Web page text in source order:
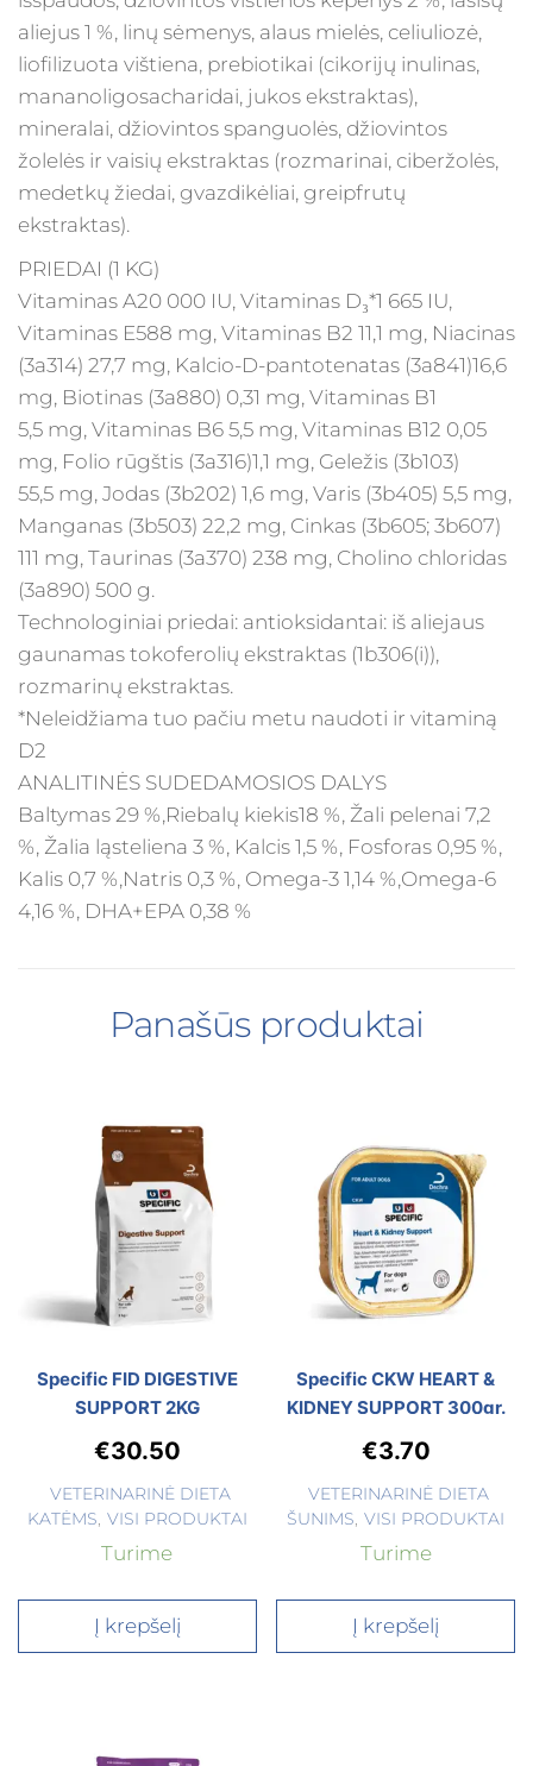
aliejus 1 %, linų sėmenys, alaus mielės, celiuliozė,
liofilizuota vištiena, prebiotikai (cikorijų inulinas,
mananoligosacharidai, jukos ekstraktas),
mineralai, džiovintos spanguolės, džiovintos
žolelės ir vaisių ekstraktas (rozmarinai, ciberžolės,
medetkų žiedai, gvazdikėliai, greipfrutų
ekstraktas).
PRIEDAI (1 KG)
Vitaminas A20 000 IU, Vitaminas D₃*1 665 IU,
Vitaminas E588 mg, Vitaminas B2 11,1 mg, Niacinas
(3a314) 27,7 mg, Kalcio-D-pantotenatas (3a841)16,6
mg, Biotinas (3a880) 0,31 mg, Vitaminas B1
5,5 mg, Vitaminas B6 5,5 mg, Vitaminas B12 0,05
mg, Folio rūgštis (3a316)1,1 mg, Geležis (3b103)
55,5 mg, Jodas (3b202) 1,6 mg, Varis (3b405) 5,5 mg,
Manganas (3b503) 22,2 mg, Cinkas (3b605; 3b607)
111 mg, Taurinas (3a370) 238 mg, Cholino chloridas
(3a890) 500 g.
Technologiniai priedai: antioksidantai: iš aliejaus
gaunamas tokoferolių ekstraktas (1b306(i)),
rozmarinų ekstraktas.
*Neleidžiama tuo pačiu metu naudoti ir vitaminą
D2
ANALITINĖS SUDEDAMOSIOS DALYS
Baltymas 29 %,Riebalų kiekis18 %, Žali pelenai 7,2
%, Žalia ląsteliena 3 %, Kalcis 1,5 %, Fosforas 0,95 %,
Kalis 0,7 %,Natris 0,3 %, Omega-3 1,14 %,Omega-6
4,16 %, DHA+EPA 0,38 %
Panašūs produktai
Specific FID DIGESTIVE
SUPPORT 2KG
€30.50
VETERINARINĖ DIETA
KATĖMS, VISI PRODUKTAI
Turime
Į krepšelį
Specific CKW HEART &
KIDNEY SUPPORT 300gr.
€3.70
VETERINARINĖ DIETA
ŠUNIMS, VISI PRODUKTAI
Turime
Į krepšelį